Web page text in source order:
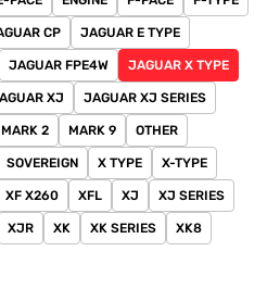
CP JAGUAR E TYPE
JAGUAR FPE4W JAGUAR X TYPE
XJ JAGUAR XJ SERIES
MARK 2 MARK 9 OTHER
SOVEREIGN X TYPE X-TYPE
XF X260 XFL XJ XJ SERIES
XJR XK XK SERIES XK8